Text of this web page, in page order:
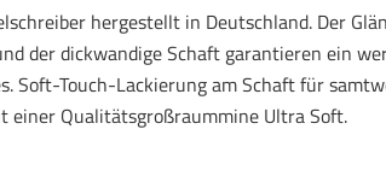
hergestellt in Deutschland. Der
der dickwandige Schaft garantieren ein
Soft-Touch-Lackierung am Schaft für
einer Qualitätsgroßraummine Ultra Soft.